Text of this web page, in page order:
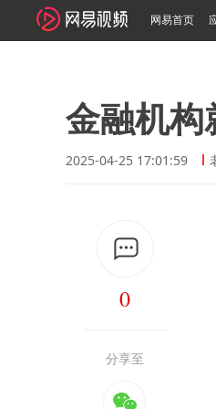
网易首页
金融机
2025-04-25 17:01:59
0
分享至